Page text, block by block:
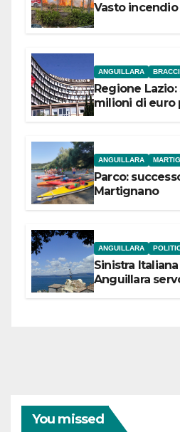
Vasto
ANGUILLARA
Regione
milioni di euro
ANGUILLARA
Parco:
Martignano
ANGUILLARA
Sinistra Italiana
Anguillara
You missed